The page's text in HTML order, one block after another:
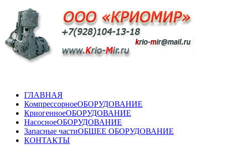
ГЛАВНАЯ
КомпрессорноеОБОРУДОВАНИЕ
КриогенноеОБОРУДОВАНИЕ
НасосноеОБОРУДОВАНИЕ
Запасные частиОБЩЕЕ ОБОРУДОВАНИЕ
КОНТАКТЫ